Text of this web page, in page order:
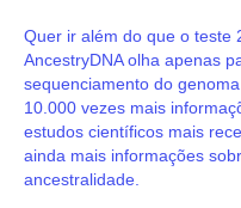
Quer ir além do que o teste
AncestryDNA olha apenas
sequenciamento do
10.000 vezes mais
estudos científicos mais
ainda mais informações
ancestralidade.